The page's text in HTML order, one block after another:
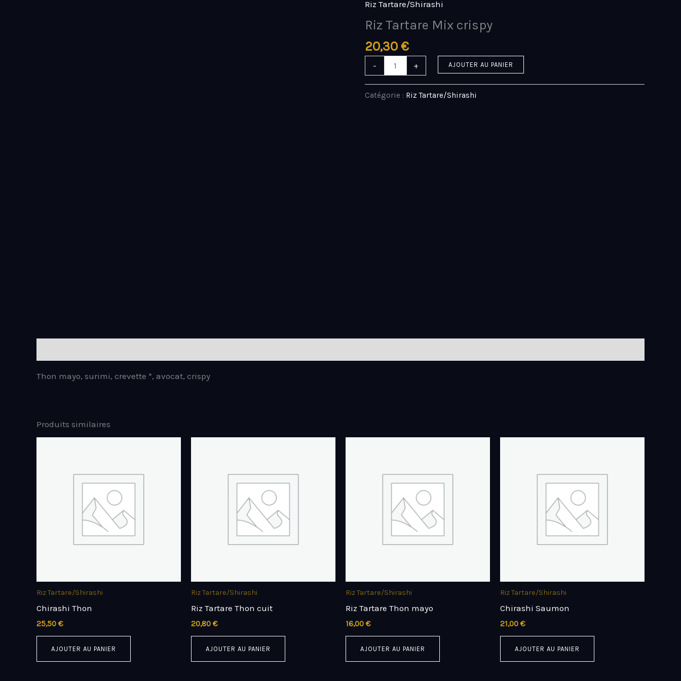
Riz Tartare/Shirashi
Riz Tartare Mix crispy
20,30 €
-
quantité
de
Tartare
crispy
+ AJOUTER AU PANIER
Catégorie : Riz Tartare/Shirashi
Thon mayo, surimi, crevette *, avocat, crispy
Produits similaires
Riz Tartare/Shirashi
Chirashi Thon
25,50 €
AJOUTER AU PANIER
Riz Tartare/Shirashi
Riz Tartare Thon cuit
20,80 €
AJOUTER AU PANIER
Riz Tartare/Shirashi
Riz Tartare Thon mayo
16,00 €
AJOUTER AU PANIER
Riz Tartare/Shirashi
Chirashi Saumon
21,00 €
AJOUTER AU PANIER